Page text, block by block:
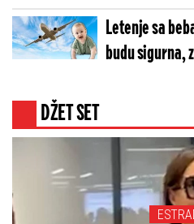
za smirenje
Letenje sa
budu sigurna,
DŽET SET